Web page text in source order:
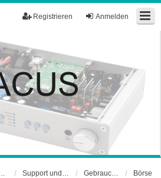
Anmelden
Registrieren
Börse